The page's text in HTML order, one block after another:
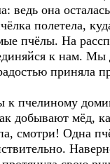
ведь она
полетела,
пчёлы. На
к нам. Мы
приняла
пчелиному
добывают мёд,
смотри! Одна